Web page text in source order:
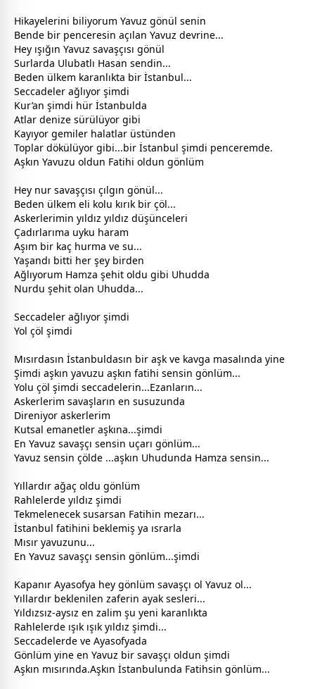
Hikayelerini biliyorum Yavuz gönül senin
Bende bir penceresin açılan Yavuz devrine...
Hey ışığın Yavuz savaşçısı gönül
Surlarda Ulubatlı Hasan sendin...
Beden ülkem karanlıkta bir İstanbul...
Seccadeler ağlıyor şimdi
Kur’an şimdi hür İstanbulda
Atlar denize sürülüyor gibi
Kayıyor gemiler halatlar üstünden
Toplar dökülüyor gibi...bir İstanbul şimdi penceremde.
Aşkın Yavuzu oldun Fatihi oldun gönlüm
Hey nur savaşçısı çılgın gönül...
Beden ülkem eli kolu kırık bir çöl...
Askerlerimin yıldız yıldız düşünceleri
Çadırlarıma uyku haram
Aşım bir kaç hurma ve su...
Yaşandı bitti her şey birden
Ağlıyorum Hamza şehit oldu gibi Uhudda
Nurdu şehit olan Uhudda...
Seccadeler ağlıyor şimdi
Yol çöl şimdi
Mısırdasın İstanbuldasın bir aşk ve kavga masalında yine
Şimdi aşkın yavuzu aşkın fatihi sensin gönlüm...
Yolu çöl şimdi seccadelerin...Ezanların...
Askerlerim savaşların en susuzunda
Direniyor askerlerim
Kutsal emanetler aşkına...şimdi
En Yavuz savaşçı sensin uçarı gönlüm...
Yavuz sensin çölde ...aşkın Uhudunda Hamza sensin...
Yıllardır ağaç oldu gönlüm
Rahlelerde yıldız şimdi
Tekmelenecek susarsan Fatihin mezarı...
İstanbul fatihini beklemiş ya ısrarla
Mısır yavuzunu...
En Yavuz savaşçı sensin gönlüm...şimdi
Kapanır Ayasofya hey gönlüm savaşçı ol Yavuz ol...
Yıllardır beklenilen zaferin ayak sesleri...
Yıldızsız-aysız en zalim şu yeni karanlıkta
Rahlelerde ışık ışık yıldız şimdi...
Seccadelerde ve Ayasofyada
Gönlüm yine en Yavuz bir savaşçı oldun şimdi
Aşkın mısırında.Aşkın İstanbulunda Fatihsin gönlüm...